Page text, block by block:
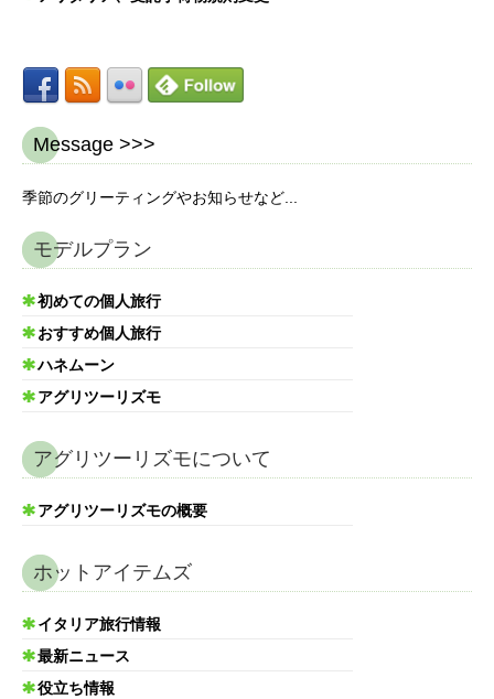
Message >>>
季節のグリーティングやお知らせなど...
モデルプラン
初めての個人旅行
おすすめ個人旅行
ハネムーン
アグリツーリズモ
アグリツーリズモについて
アグリツーリズモの概要
ホットアイテムズ
イタリア旅行情報
最新ニュース
役立ち情報